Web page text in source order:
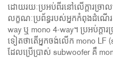
ដោយរយៈប្រអប់ពីរនៅលើក្តារច្រា
លក្ខណៈប្រព័ន្ធរបស់អ្នកកំពុងដំណើរ
way ឬ mono 4-way។ ប្រអប់ក្តា
ទៀតថាតើអ្នកចង់លើក mono LF
ដែលប្រើប្រាស់ subwoofer គឺ